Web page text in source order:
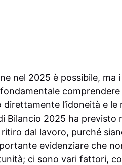
nel 2025 è possibile, ma
l’idoneità e le
Bilancio 2025 ha previsto
dal lavoro, purché
evidenziare che
ci sono vari fattori,